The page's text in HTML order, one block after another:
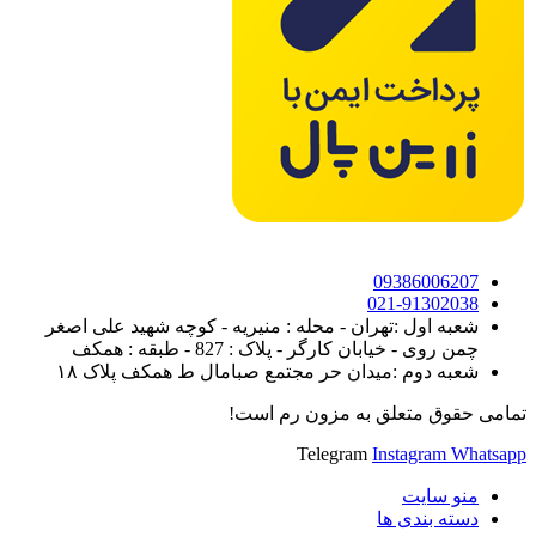
09386006207
021-91302038
شعبه اول :تهران - محله : منیریه - کوچه شهید علی اصغر
چمن روی - خیابان کارگر - پلاک : 827 - طبقه : همکف
شعبه دوم :میدان حر مجتمع صبامال ط همکف پلاک ۱۸
تمامی حقوق متعلق به مزون رم است!
Telegram Instagram Whatsapp
منو سایت
دسته بندی ها